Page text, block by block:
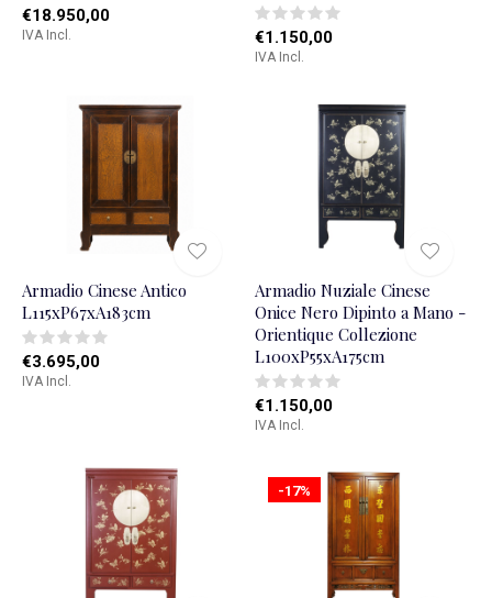
€18.950,00
IVA Incl. €1.150,00
IVA Incl.
Armadio Cinese Antico
L115xP67xA183cm
€3.695,00
IVA Incl.
Armadio Nuziale Cinese
Onice Nero Dipinto a Mano -
Orientique Collezione
L100xP55xA175cm
€1.150,00
IVA Incl.
-17%